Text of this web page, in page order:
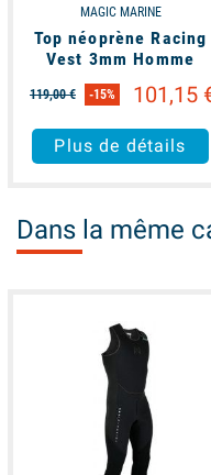
MAGIC MARINE
Top néoprène Racing
Vest 3mm Homme
119,00 € -15% 101,15
Plus de détails
Dans la même